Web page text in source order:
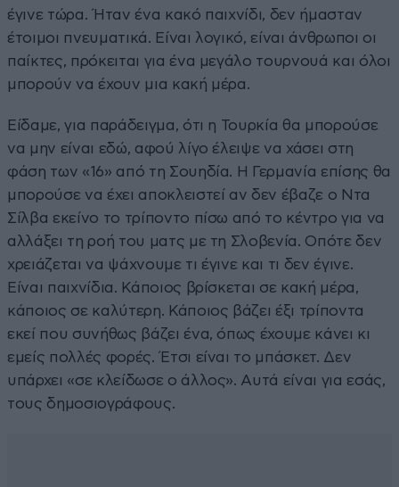
έγινε τώρα. Ήταν ένα κακό παιχνίδι, δεν ήμασταν
έτοιμοι πνευματικά. Είναι λογικό, είναι άνθρωποι οι
παίκτες, πρόκειται για ένα μεγάλο τουρνουά και όλοι
μπορούν να έχουν μια κακή μέρα.
Είδαμε, για παράδειγμα, ότι η Τουρκία θα μπορούσε
να μην είναι εδώ, αφού λίγο έλειψε να χάσει στη
φάση των «16» από τη Σουηδία. Η Γερμανία επίσης θα
μπορούσε να έχει αποκλειστεί αν δεν έβαζε ο Ντα
Σίλβα εκείνο το τρίποντο πίσω από το κέντρο για να
αλλάξει τη ροή του ματς με τη Σλοβενία. Οπότε δεν
χρειάζεται να ψάχνουμε τι έγινε και τι δεν έγινε.
Είναι παιχνίδια. Κάποιος βρίσκεται σε κακή μέρα,
κάποιος σε καλύτερη. Κάποιος βάζει έξι τρίποντα
εκεί που συνήθως βάζει ένα, όπως έχουμε κάνει κι
εμείς πολλές φορές. Έτσι είναι το μπάσκετ. Δεν
υπάρχει «σε κλείδωσε ο άλλος». Αυτά είναι για εσάς,
τους δημοσιογράφους.